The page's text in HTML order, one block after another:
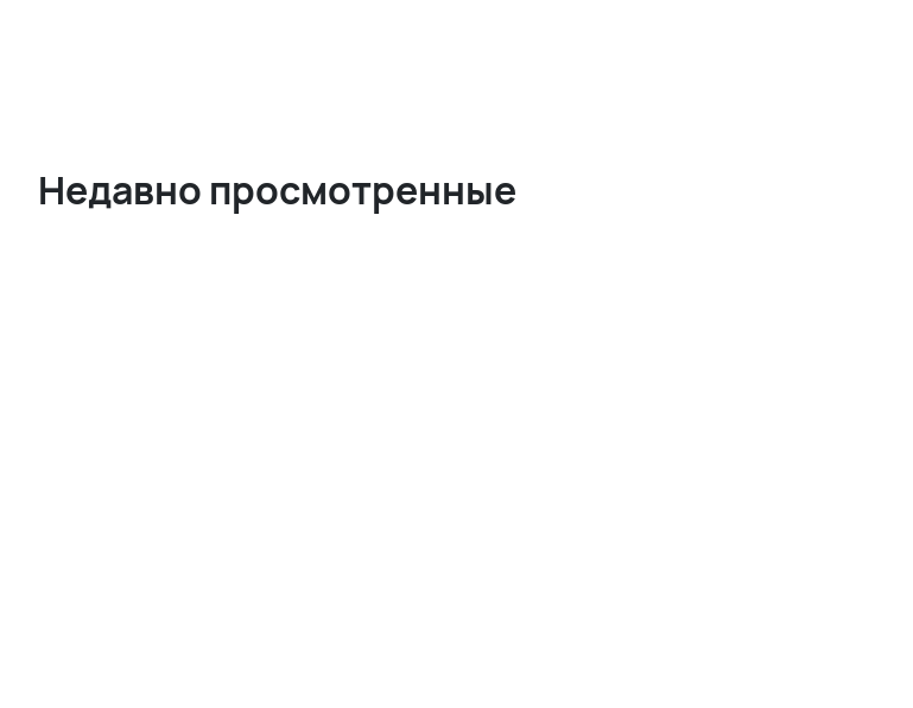
Недавно просмотренные